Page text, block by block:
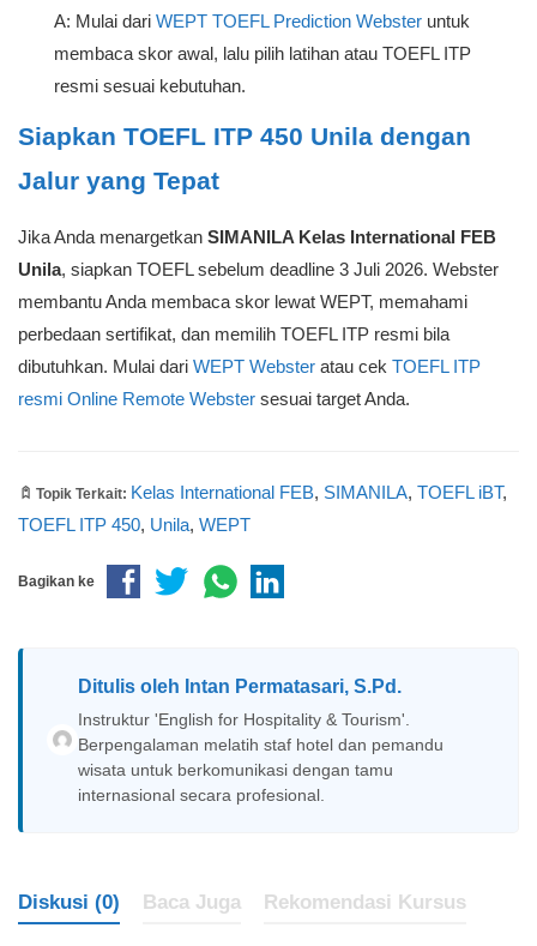
A: Mulai dari WEPT TOEFL Prediction Webster untuk
membaca skor awal, lalu pilih latihan atau TOEFL ITP
resmi sesuai kebutuhan.
Siapkan TOEFL ITP 450 Unila dengan
Jalur yang Tepat
Jika Anda menargetkan SIMANILA Kelas International FEB
Unila, siapkan TOEFL sebelum deadline 3 Juli 2026. Webster
membantu Anda membaca skor lewat WEPT, memahami
perbedaan sertifikat, dan memilih TOEFL ITP resmi bila
dibutuhkan. Mulai dari WEPT Webster atau cek TOEFL ITP
resmi Online Remote Webster sesuai target Anda.
Topik Terkait: Kelas International FEB, SIMANILA, TOEFL iBT,
TOEFL ITP 450, Unila, WEPT
Bagikan ke
Ditulis oleh Intan Permatasari, S.Pd.
Instruktur 'English for Hospitality & Tourism'.
Berpengalaman melatih staf hotel dan pemandu
wisata untuk berkomunikasi dengan tamu
internasional secara profesional.
Diskusi (0) Baca Juga Rekomendasi Kursus